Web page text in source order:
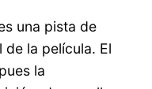
una pista de
de la película. El
la